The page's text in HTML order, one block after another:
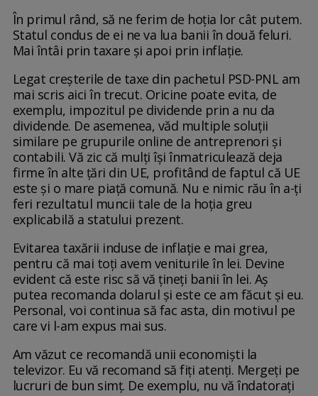
În primul rând, să ne ferim de hoția lor cât putem.
Statul condus de ei ne va lua banii în două feluri.
Mai întâi prin taxare și apoi prin inflație.
Legat creșterile de taxe din pachetul PSD-PNL am
mai scris aici în trecut. Oricine poate evita, de
exemplu, impozitul pe dividende prin a nu da
dividende. De asemenea, văd multiple soluții
similare pe grupurile online de antreprenori și
contabili. Vă zic că mulți își înmatriculează deja
firme în alte țări din UE, profitând de faptul că UE
este și o mare piață comună. Nu e nimic rău în a-ți
feri rezultatul muncii tale de la hoția greu
explicabilă a statului prezent.
Evitarea taxării induse de inflație e mai grea,
pentru că mai toți avem veniturile în lei. Devine
evident că este risc să vă țineți banii în lei. Aș
putea recomanda dolarul și este ce am făcut și eu.
Personal, voi continua să fac asta, din motivul pe
care vi l-am expus mai sus.
Am văzut ce recomandă unii economiști la
televizor. Eu vă recomand să fiți atenți. Mergeți pe
lucruri de bun simț. De exemplu, nu vă îndatorați